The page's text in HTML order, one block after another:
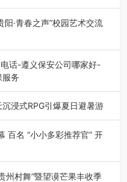
至300分数段考生可选择
阳·青春之声”校园艺术交流
爽贵阳·青春之声”校园管
话-遵义保安公司哪家好-
务
区物业管理、建筑工地施
浸式RPG引爆夏日避暑游
节深处的九洞天景区，贵
百名 “小小多彩推荐官” 开
途阅见中国全国阅读行动
州村舞”暨望谟芒果丰收季